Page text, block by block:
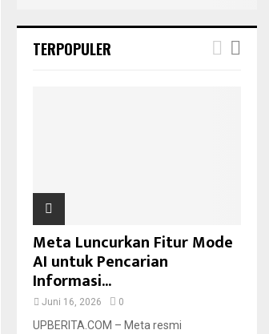
TERPOPULER
Meta Luncurkan Fitur Mode
AI untuk Pencarian
Informasi...
Juni 16, 2026 0
UPBERITA.COM – Meta resmi